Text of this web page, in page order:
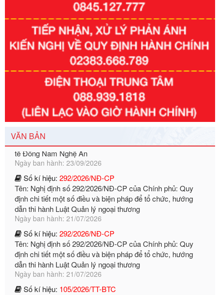
VĂN BẢN
351/2025/NĐ-CP
Tên: Nghị định số 351/2025/NĐ-CP của Chính phủ: Quy
định chuẩn nghèo đa chiều quốc gia giai đoạn 2026 - 2030
Ngày ban hành: 29/12/2026
Số kí hiệu:3014/QĐ-UBND
Tên: Quyết định về việc công bố danh mục thủ tục hành
chính ban hành mới, sửa đổi bổ sung trong lĩnh vực hỗ trợ
đầu tư, lĩnh vực đấu thầu lựa chọn nhà thầu thuộc thẩm
quyền giải quyết của Sở Tài chính và Ban Quản lý Khu kinh
tế Đông Nam Nghệ An
Ngày ban hành: 23/09/2026
Tên: Nghị định số 292/2026/NĐ-CP của Chính phủ: Quy
định chi tiết một số điều và biện pháp để tổ chức, hướng
dẫn thi hành Luật Quản lý ngoại thương
Ngày ban hành: 21/07/2026
Số kí hiệu: 292/2026/NĐ-CP
Tên: Nghị định số 292/2026/NĐ-CP của Chính phủ: Quy
định chi tiết một số điều và biện pháp để tổ chức, hướng
dẫn thi hành Luật Quản lý ngoại thương
Ngày ban hành: 21/07/2026
Số kí hiệu: 105/2026/TT-BTC
Tên: Thông tư số 105/2026/TT-BTC của Bộ Tài chính: Bãi
bỏ Thông tư số 87/2019/TT- BТC ngày 19 tháng 12 năm
2019 của Bộ trưởng Bộ Tài chính hướng dẫn thực hiện xử
phạt vi phạm hành chính trong lĩnh vực kho bạc nhà nước
Ngày ban hành: 21/07/2026